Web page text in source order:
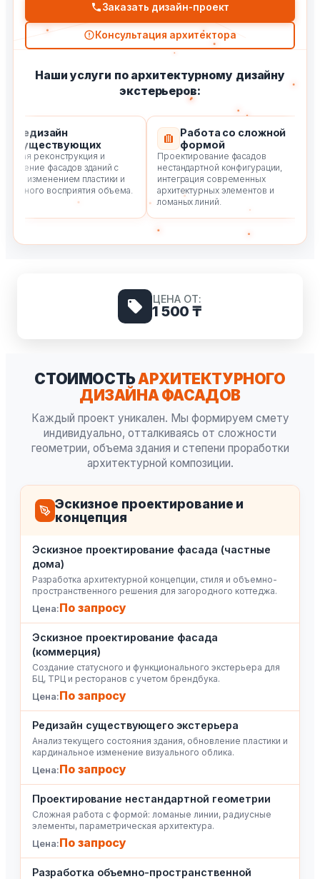
Заказать дизайн-проект
Консультация архитектора
Наши услуги по архитектурному дизайну
экстерьеров:
реконструкция и
фасадов зданий с
изменением пластики и
восприятия объема.
Работа со сложной
формой
Проектирование фасадов
нестандартной конфигурации,
интеграция современных
архитектурных элементов и
ломаных линий.
ЦЕНА ОТ:
1 500 ₸
СТОИМОСТЬАРХИТЕКТУРНОГО
ДИЗАЙНА ФАСАДОВ
Каждый проект уникален. Мы формируем смету
индивидуально, отталкиваясь от сложности
геометрии, объема здания и степени проработки
архитектурной композиции.
Эскизное проектирование и
концепция
Эскизное проектирование фасада (частные
дома)
Разработка архитектурной концепции, стиля и объемно-
пространственного решения для загородного коттеджа.
По запросу
Эскизное проектирование фасада
(коммерция)
Создание статусного и функционального экстерьера для
БЦ, ТРЦ и ресторанов с учетом брендбука.
По запросу
Редизайн существующего экстерьера
Анализ текущего состояния здания, обновление пластики и
кардинальное изменение визуального облика.
По запросу
Проектирование нестандартной геометрии
Сложная работа с формой: ломаные линии, радиусные
элементы, параметрическая архитектура.
По запросу
Разработка объемно-пространственной